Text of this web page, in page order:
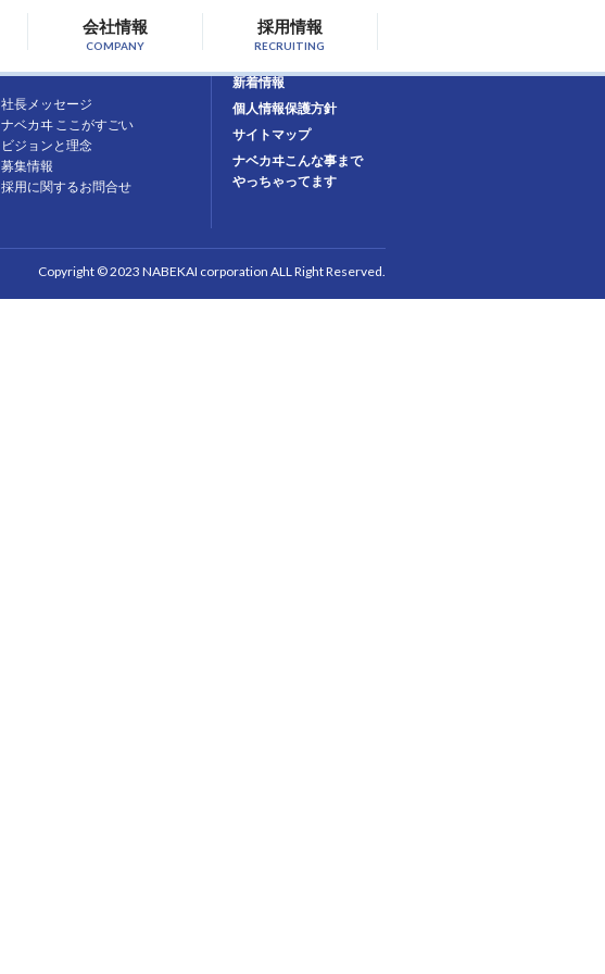
会社情報
COMPANY
採用情報
RECRUITING
社長メッセージ
ナベカヰ ここがすごい
ビジョンと理念
募集情報
採用に関するお問合せ
新着情報
個人情報保護方針
サイトマップ
ナベカヰこんな事まで
やっちゃってます
Copyright © 2023 NABEKAI corporation ALL Right Reserved.